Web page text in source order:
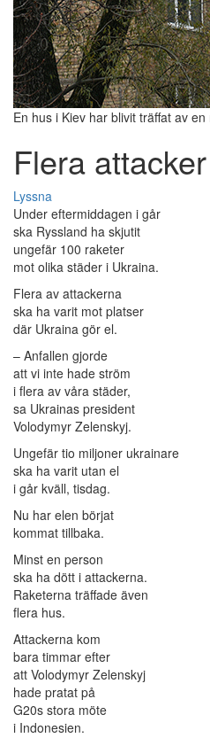
En hus i Kiev har blivit träffat av
Flera
Lyssna
Under eftermiddagen i går
ska Ryssland ha skjutit
ungefär 100 raketer
mot olika städer i Ukraina.
Flera av attackerna
ska ha varit mot platser
där Ukraina gör el.
– Anfallen gjorde
att vi inte hade ström
i flera av våra städer,
sa Ukrainas president
Volodymyr Zelenskyj.
Ungefär tio miljoner ukrainare
ska ha varit utan el
i går kväll, tisdag.
Nu har elen börjat
kommat tillbaka.
Minst en person
ska ha dött i attackerna.
Raketerna träffade även
flera hus.
Attackerna kom
bara timmar efter
att Volodymyr Zelenskyj
hade pratat på
G20s stora möte
i Indonesien.